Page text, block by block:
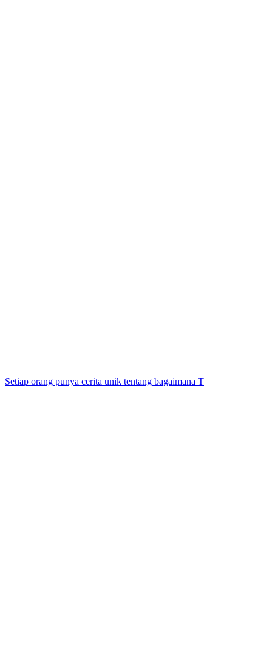
Setiap orang punya cerita unik tentang bagaimana T